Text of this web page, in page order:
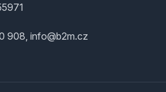
908, info@b2m.cz